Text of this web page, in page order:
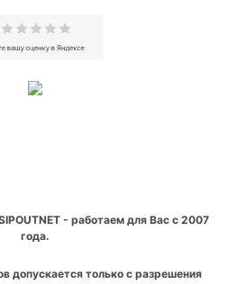
- работаем для Вас с 2007
года.
допускается только с разрешения